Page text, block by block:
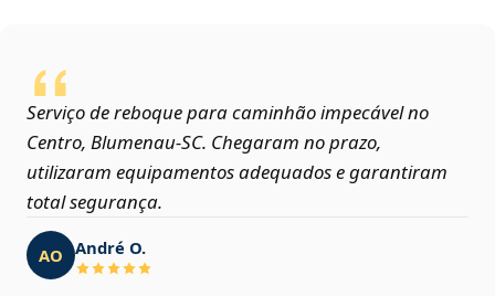
Serviço de reboque para caminhão impecável no
Centro, Blumenau‑SC. Chegaram no prazo,
utilizaram equipamentos adequados e garantiram
total segurança.
AO André O.